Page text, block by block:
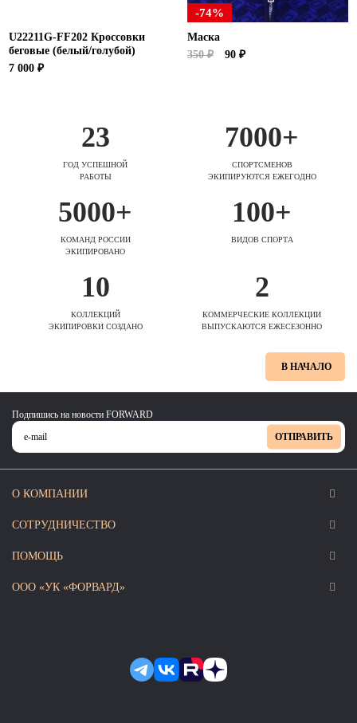
U22211G-FF202 Кроссовки
беговые (белый/голубой)
7 000 ₽
-74%
Маска
350 ₽
90 ₽
23
ГОД УСПЕШНОЙ
РАБОТЫ
7000+
СПОРТСМЕНОВ
ЭКИПИРУЮТСЯ ЕЖЕГОДНО
5000+
КОМАНД РОССИИ
ЭКИПИРОВАНО
100+
ВИДОВ СПОРТА
10
КОЛЛЕКЦИЙ
ЭКИПИРОВКИ СОЗДАНО
2
КОММЕРЧЕСКИЕ КОЛЛЕКЦИИ
ВЫПУСКАЮТСЯ ЕЖЕСЕЗОННО
В НАЧАЛО
Подпишись на новости FORWARD
ОТПРАВИТЬ
О КОМПАНИИ
СОТРУДНИЧЕСТВО
ПОМОЩЬ
ООО «УК «ФОРВАРД»